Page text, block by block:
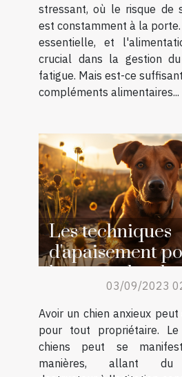
stressant, où le risque de
est constamment à la
essentielle, et
crucial dans la gestion
fatigue. Mais est-ce
compléments alimentaires...
Les techniques
d'apaisement
le stress chez
03/09/2023
Avoir un chien anxieux
pour tout propriétaire.
chiens peut se
manières, allant du